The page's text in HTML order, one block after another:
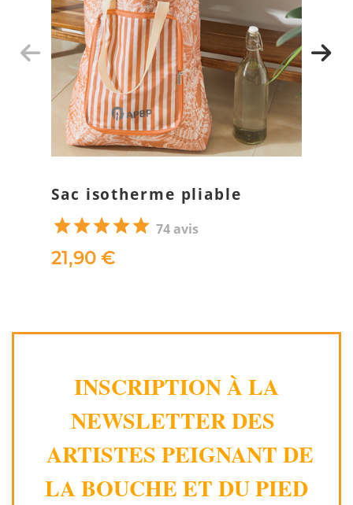
Sac isotherme pliable
74 avis
21,90 €
INSCRIPTION À LA
NEWSLETTER DES
ARTISTES PEIGNANT DE
LA BOUCHE ET DU PIED